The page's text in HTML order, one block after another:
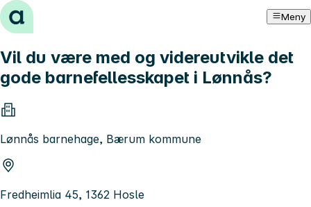
Hopp til innhold Meny
Vil du være med og videreutvikle det
gode barnefellesskapet i Lønnås?
Lønnås barnehage, Bærum kommune
Fredheimlia 45, 1362 Hosle